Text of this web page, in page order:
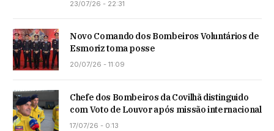
23/07/26 - 22:31
Novo Comando dos Bombeiros Voluntários de
Esmoriz toma posse
20/07/26 - 11:09
Chefe dos Bombeiros da Covilhã distinguido
com Voto de Louvor após missão internacional
17/07/26 - 0:13